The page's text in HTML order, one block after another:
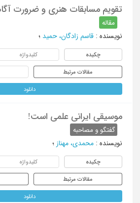
تقویم مسابقات هنری و ضرورت
مقاله
نویسنده : قاسم زادگان، حمید ؛
چکیده کلیدواژه
مقالات مرتبط
دانلود
موسیقی ایرانی علمی است!
گفتگو و مصاحبه
نویسنده : محمدی، مهناز ؛
چکیده کلیدواژه
مقالات مرتبط
دانلود